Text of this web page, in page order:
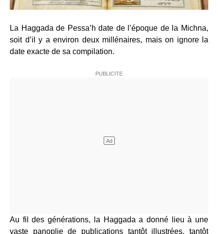
La Haggada de Pessa’h date de l’époque de la Michna,
soit d’il y a environ deux millénaires, mais on ignore la
date exacte de sa compilation.
Au fil des générations, la Haggada a donné lieu à une
vaste panoplie de publications tantôt illustrées, tantôt